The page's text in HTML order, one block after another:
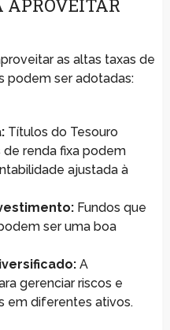
APROVEITAR
as altas taxas de
podem ser adotadas:
Títulos do Tesouro
renda fixa podem
ajustada à
Fundos que
ser uma boa
A
gerenciar riscos e
em diferentes ativos.